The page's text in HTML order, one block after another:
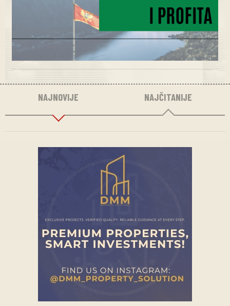
NAJNOVIJE NAJČITANIJE